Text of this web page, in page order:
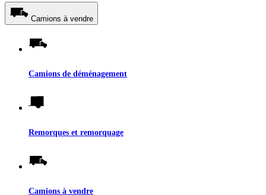
Camions à vendre
Camions de déménagement
Remorques et remorquage
Camions à vendre